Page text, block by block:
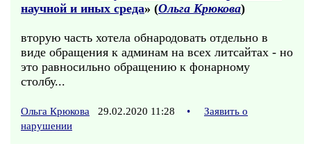
научной и иных среда» (Ольга Крюкова)
вторую часть хотела обнародовать отдельно в
виде обращения к админам на всех литсайтах - но
это равносильно обращению к фонарному
столбу...
Ольга Крюкова 29.02.2020 11:28 •
Заявить о
нарушении